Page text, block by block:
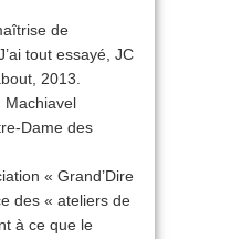
de
tout essayé, JC
2013.
Machiavel
Dame des
« Grand’Dire
des « ateliers de
à ce que le